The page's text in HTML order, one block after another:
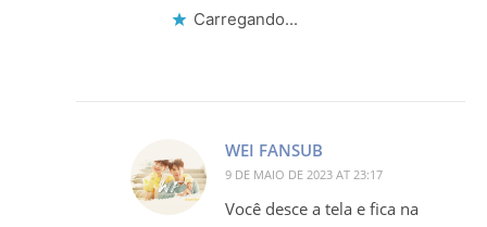
Carregando...
WEI FANSUB
9 DE MAIO DE 2023 AT 23:17
Você desce a tela e fica na